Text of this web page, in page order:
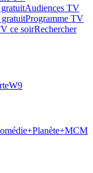
Audiences TV
Programme TV
ce soirRechercher
W9
Planète+MCM